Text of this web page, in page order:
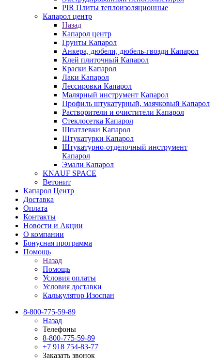
PIR Плиты теплоизоляционные
Капарол центр
Назад
Капарол центр
Грунты Капарол
Анкера, дюбели, дюбель-гвозди Капарол
Клей плиточный Капарол
Краски Капарол
Лаки Капарол
Лессировки Капарол
Малярный инструмент Капарол
Профиль штукатурный, маячковый Капарол
Растворители и очистители Капарол
Cтеклосетка Капарол
Шпатлевки Капарол
Штукатурки Капарол
Штукатурно-отделочный инструмент
Капарол
Эмали Капарол
KNAUF SPACE
Ветонит
Капарол Центр
Доставка
Оплата
Контакты
Новости и Акции
О компании
Бонусная программа
Помощь
Назад
Помощь
Условия оплаты
Условия доставки
Калькулятор Изоспан
8-800-775-59-89
Назад
Телефоны
8-800-775-59-89
+7 918 754-83-77
Заказать звонок